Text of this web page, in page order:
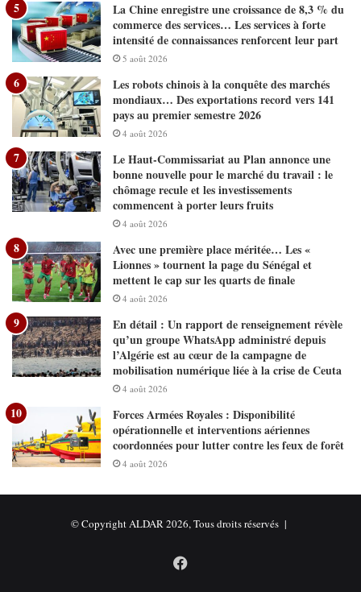
La Chine enregistre une croissance de 8,3 % du
commerce des services… Les services à forte
intensité de connaissances renforcent leur part
5 août 2026
Les robots chinois à la conquête des marchés
mondiaux… Des exportations record vers 141
pays au premier semestre 2026
4 août 2026
Le Haut-Commissariat au Plan annonce une
bonne nouvelle pour le marché du travail : le
chômage recule et les investissements
commencent à porter leurs fruits
4 août 2026
Avec une première place méritée… Les «
Lionnes » tournent la page du Sénégal et
mettent le cap sur les quarts de finale
4 août 2026
En détail : Un rapport de renseignement révèle
qu’un groupe WhatsApp administré depuis
l’Algérie est au cœur de la campagne de
mobilisation numérique liée à la crise de Ceuta
4 août 2026
Forces Armées Royales : Disponibilité
opérationnelle et interventions aériennes
coordonnées pour lutter contre les feux de forêt
4 août 2026
© Copyright ALDAR 2026, Tous droits réservés |